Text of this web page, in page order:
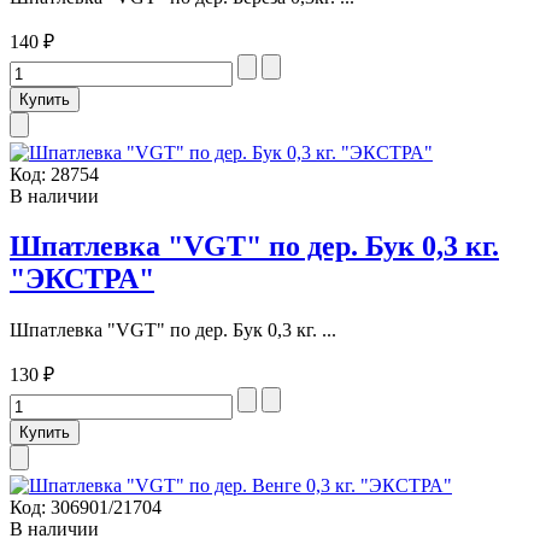
140 ₽
Код: 28754
В наличии
Шпатлевка "VGT" по дер. Бук 0,3 кг.
"ЭКСТРА"
Шпатлевка "VGT" по дер. Бук 0,3 кг. ...
130 ₽
Код: 306901/21704
В наличии